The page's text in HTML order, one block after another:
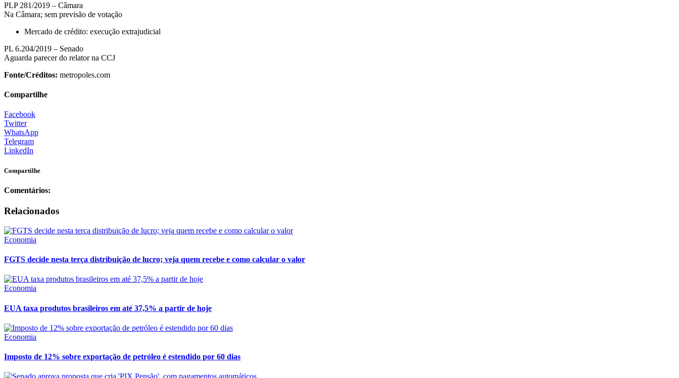
PLP 281/2019 – Câmara
Na Câmara; sem previsão de votação
Mercado de crédito: execução extrajudicial
PL 6.204/2019 – Senado
Aguarda parecer do relator na CCJ
Fonte/Créditos: metropoles.com
Compartilhe
Facebook
Twitter
WhatsApp
Telegram
LinkedIn
Compartilhe
Comentários:
Relacionados
Economia
FGTS decide nesta terça distribuição de lucro; veja quem recebe e como calcular o valor
Economia
EUA taxa produtos brasileiros em até 37,5% a partir de hoje
Economia
Imposto de 12% sobre exportação de petróleo é estendido por 60 dias